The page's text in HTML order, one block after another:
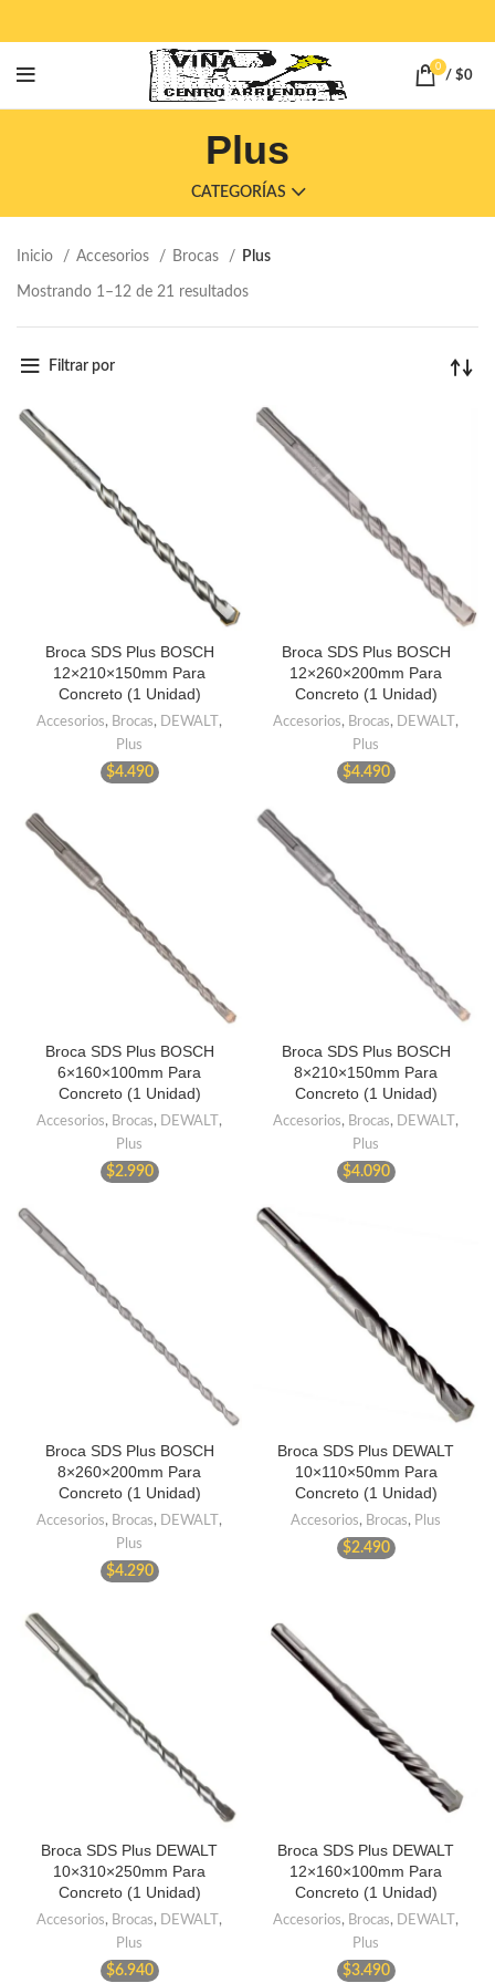
0
/ $0
Plus
CATEGORÍAS
Inicio Accesorios Brocas Plus
Mostrando 1–12 de 21 resultados
Filtrar por
Broca SDS Plus BOSCH
12×210×150mm Para
Concreto (1 Unidad)
Accesorios, Brocas, DEWALT ,
Plus
$4.490
Broca SDS Plus BOSCH
12×260×200mm Para
Concreto (1 Unidad)
Accesorios, Brocas, DEWALT ,
Plus
$4.490
Broca SDS Plus BOSCH
6×160×100mm Para
Concreto (1 Unidad)
Accesorios, Brocas, DEWALT ,
Plus
$2.990
Broca SDS Plus BOSCH
8×210×150mm Para
Concreto (1 Unidad)
Accesorios, Brocas, DEWALT ,
Plus
$4.090
Broca SDS Plus BOSCH
8×260×200mm Para
Concreto (1 Unidad)
Accesorios, Brocas, DEWALT ,
Plus
$4.290
Broca SDS Plus DEWALT
10×110×50mm Para
Concreto (1 Unidad)
Accesorios, Brocas, Plus
$2.490
Broca SDS Plus DEWALT
10×310×250mm Para
Concreto (1 Unidad)
Accesorios, Brocas, DEWALT ,
Plus
$6.940
Broca SDS Plus DEWALT
12×160×100mm Para
Concreto (1 Unidad)
Accesorios, Brocas, DEWALT ,
Plus
$3.490